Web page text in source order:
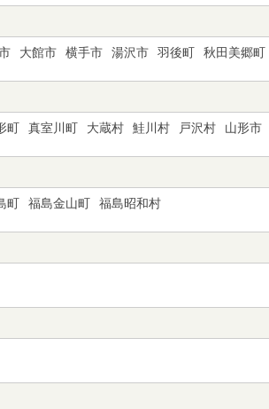
大館市 横手市 湯沢市 羽後町 秋田美郷町
町 真室川町 大蔵村 鮭川村 戸沢村 山形市
町 福島金山町 福島昭和村